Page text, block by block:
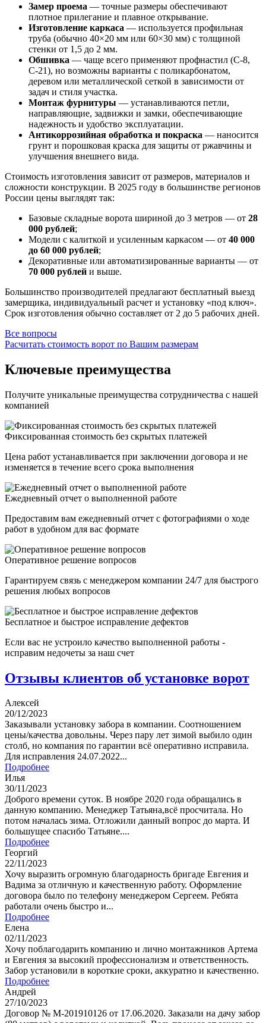
Замер проема — точные размеры обеспечивают
плотное прилегание и плавное открывание.
Изготовление каркаса — используется профильная
труба (обычно 40×20 мм или 60×30 мм) с толщиной
стенки от 1,5 до 2 мм.
Обшивка — чаще всего применяют профнастил (С-8,
С-21), но возможны варианты с поликарбонатом,
деревом или металлической сеткой в зависимости от
задач и стиля участка.
Монтаж фурнитуры — устанавливаются петли,
направляющие, задвижки и замки, обеспечивающие
надежность и удобство эксплуатации.
Антикоррозийная обработка и покраска — наносится
грунт и порошковая краска для защиты от ржавчины и
улучшения внешнего вида.
Стоимость изготовления зависит от размеров, материалов и
сложности конструкции. В 2025 году в большинстве регионов
России цены выглядят так:
Базовые складные ворота шириной до 3 метров — от 28
000 рублей;
Модели с калиткой и усиленным каркасом — от 40 000
до 60 000 рублей;
Декоративные или автоматизированные варианты — от
70 000 рублей и выше.
Большинство производителей предлагают бесплатный выезд
замерщика, индивидуальный расчет и установку «под ключ».
Срок изготовления обычно составляет от 2 до 5 рабочих дней.
Все вопросы
Расчитать стоимость ворот по Вашим размерам
Ключевые преимущества
Получите уникальные преимущества сотрудничества с нашей
компанией
Фиксированная стоимость без скрытых платежей
Цена работ устанавливается при заключении договора и не
изменяется в течение всего срока выполнения
Ежедневный отчет о выполненной работе
Предоставим вам ежедневный отчет с фотографиями о ходе
работ в удобном для вас формате
Оперативное решение вопросов
Гарантируем связь с менеджером компании 24/7 для быстрого
решения любых вопросов
Бесплатное и быстрое исправление дефектов
Если вас не устроило качество выполненной работы -
исправим недочеты за наш счет
Отзывы клиентов об установке ворот
Алексей
20/12/2023
Заказывали установку забора в компании. Соотношением
цены/качества довольны. Через пару лет зимой выбило один
столб, но компания по гарантии всё оперативно исправила.
Для исправления 24.07.2022...
Подробнее
Илья
30/11/2023
Доброго времени суток. В ноябре 2020 года обращались в
данную компанию. Менеджер Татьяна,всё просчитала. Но
потом началась зима. Отложили данный вопрос до марта. И
большущее спасибо Татьяне....
Подробнее
Георгий
22/11/2023
Хочу выразить огромную благодарность бригаде Евгения и
Вадима за отличную и качественную работу. Оформление
договора было по телефону менеджером Сергеем. Ребята
работали очень быстро и...
Подробнее
Елена
02/11/2023
Хочу поблагодарить компанию и лично монтажников Артема
и Евгения за высокий профессионализм и ответственность.
Забор установили в короткие сроки, аккуратно и качественно.
Подробнее
Андрей
27/10/2023
Договор № М-201910126 от 17.06.2020. Заказали на дачу забор